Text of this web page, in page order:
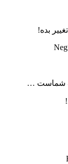
بده!
شماست …